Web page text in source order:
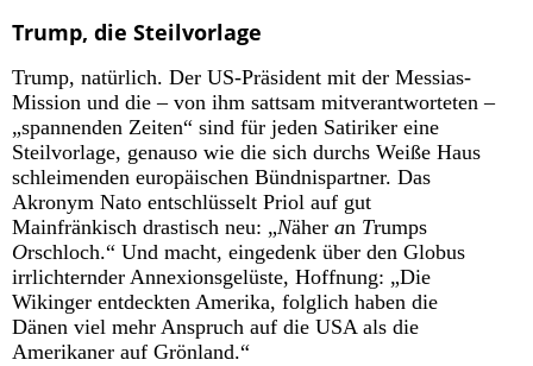
Trump, die Steilvorlage
Trump, natürlich. Der US-Präsident mit der Messias-
Mission und die – von ihm sattsam mitverantworteten –
„spannenden Zeiten“ sind für jeden Satiriker eine
Steilvorlage, genauso wie die sich durchs Weiße Haus
schleimenden europäischen Bündnispartner. Das
Akronym Nato entschlüsselt Priol auf gut
Mainfränkisch drastisch neu: „Näher an Trumps
Orschloch.“ Und macht, eingedenk über den Globus
irrlichternder Annexionsgelüste, Hoffnung: „Die
Wikinger entdeckten Amerika, folglich haben die
Dänen viel mehr Anspruch auf die USA als die
Amerikaner auf Grönland.“